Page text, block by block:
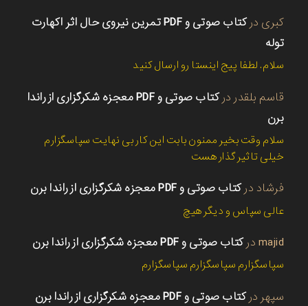
کبری در
کتاب صوتی و PDF تمرین نیروی حال اثر اکهارت
توله
سلام. لطفا پیج اینستا رو ارسال کنید
قاسم بلقدر در
کتاب صوتی و PDF معجزه شکرگزاری از راندا
برن
سلام وقت بخیر ممنون بابت این کار بی نهایت سپاسگزارم
خیلی تاثیر گذار هست
فرشاد درکتاب صوتی و PDF معجزه شکرگزاری از راندا برن
عالی سپاس و دیگر هیچ
majid درکتاب صوتی و PDF معجزه شکرگزاری از راندا برن
سپاسگزارم سپاسگزارم سپاسگزارم
سپهر درکتاب صوتی و PDF معجزه شکرگزاری از راندا برن